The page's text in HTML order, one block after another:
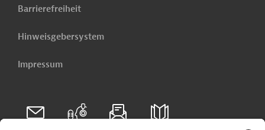
Barrierefreiheit
Hinweisgebersystem
Impressum